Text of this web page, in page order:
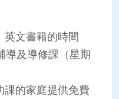
英文書籍的時間
導及導修課（星期
課的家庭提供免費